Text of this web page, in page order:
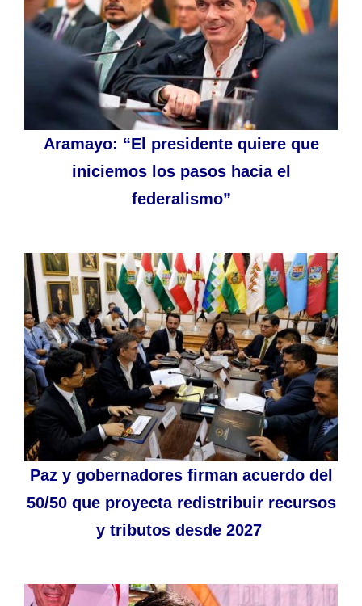
Aramayo: “El presidente quiere que
iniciemos los pasos hacia el
federalismo”
Paz y gobernadores firman acuerdo del
50/50 que proyecta redistribuir recursos
y tributos desde 2027